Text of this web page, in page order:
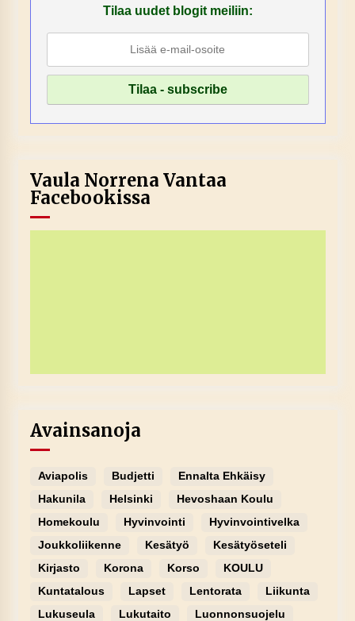
Tilaa uudet blogit meiliin:
Vaula Norrena Vantaa
Facebookissa
Avainsanoja
Aviapolis Budjetti
Ennalta Ehkäisy
Hakunila
Helsinki
Hevoshaan Koulu
Homekoulu
Hyvinvointi
Hyvinvointivelka
Joukkoliikenne
Kesätyö
Kesätyöseteli
Kirjasto
Korona Korso
KOULU
Kuntatalous
Lapset Lentorata
Liikunta
Lukuseula
Lukutaito
Luonnonsuojelu